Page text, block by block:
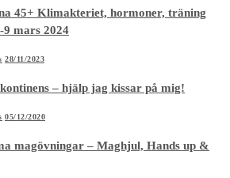
45+ Klimakteriet, hormoner, träning
9 mars 2024
28/11/2023
– hjälp jag kissar på mig!
05/12/2020
magövningar – Maghjul, Hands up &